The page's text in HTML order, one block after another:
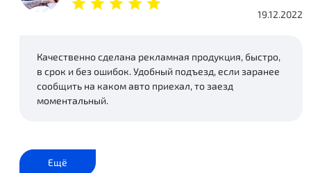
19.12.2022
Качественно сделана рекламная продукция, быстро,
в срок и без ошибок. Удобный подъезд, если заранее
сообщить на каком авто приехал, то заезд
моментальный.
Ещё